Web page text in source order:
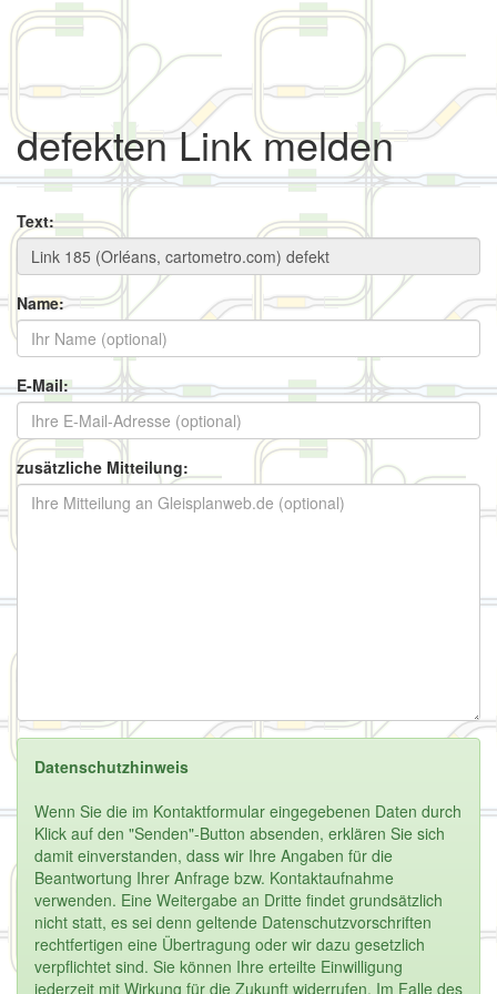
defekten Link melden
Text:
Name:
E-Mail:
zusätzliche Mitteilung:
Datenschutzhinweis
Wenn Sie die im Kontaktformular eingegebenen Daten durch
Klick auf den "Senden"-Button absenden, erklären Sie sich
damit einverstanden, dass wir Ihre Angaben für die
Beantwortung Ihrer Anfrage bzw. Kontaktaufnahme
verwenden. Eine Weitergabe an Dritte findet grundsätzlich
nicht statt, es sei denn geltende Datenschutzvorschriften
rechtfertigen eine Übertragung oder wir dazu gesetzlich
verpflichtet sind. Sie können Ihre erteilte Einwilligung
jederzeit mit Wirkung für die Zukunft widerrufen. Im Falle des